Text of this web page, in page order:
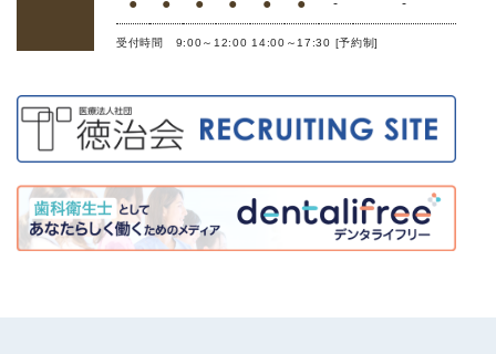
- -
受付時間 9:00～12:00 14:00～17:30 [予約制]